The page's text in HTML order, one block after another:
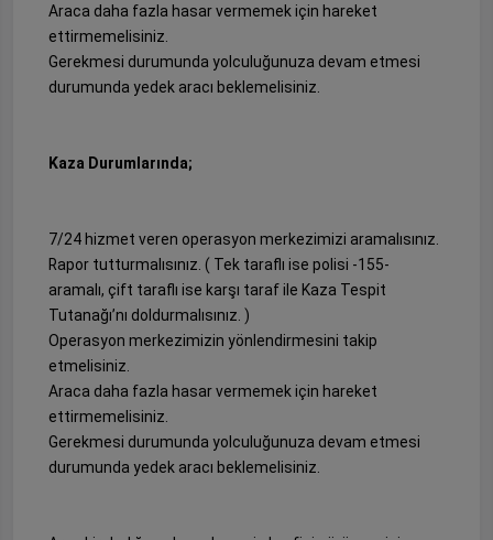
Araca daha fazla hasar vermemek için hareket
ettirmemelisiniz.
Gerekmesi durumunda yolculuğunuza devam etmesi
durumunda yedek aracı beklemelisiniz.
Kaza Durumlarında;
7/24 hizmet veren operasyon merkezimizi aramalısınız.
Rapor tutturmalısınız. ( Tek taraflı ise polisi -155-
aramalı, çift taraflı ise karşı taraf ile Kaza Tespit
Tutanağı’nı doldurmalısınız. )
Operasyon merkezimizin yönlendirmesini takip
etmelisiniz.
Araca daha fazla hasar vermemek için hareket
ettirmemelisiniz.
Gerekmesi durumunda yolculuğunuza devam etmesi
durumunda yedek aracı beklemelisiniz.